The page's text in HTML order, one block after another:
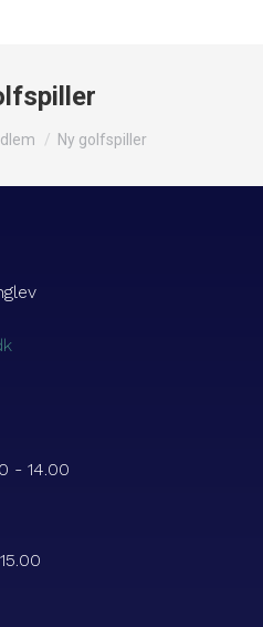
Ny golfspiller
- 14.00